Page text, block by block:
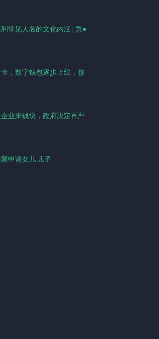
常见人名的文化内涵 | 意●
，数字钱包逐步上线，你
业来钱快，政府决定再严
申请女儿 儿子